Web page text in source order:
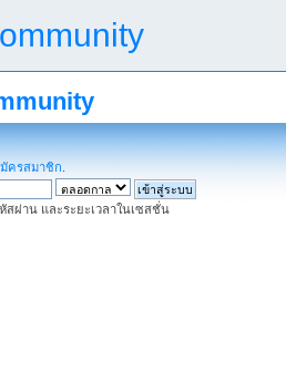
ครสมาชิก
สผ่าน และระยะเวลาในเซสชั่น